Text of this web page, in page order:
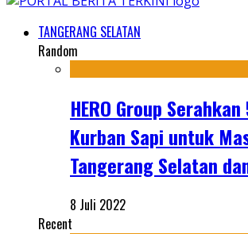
TANGERANG SELATAN
Random
HERO Group
Kurban Sapi untuk
Tangerang Selatan
8 Juli 2022
Recent